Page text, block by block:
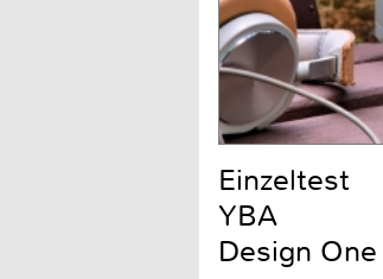
Einzeltest
YBA
Design One